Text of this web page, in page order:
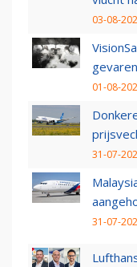
03-08-
01-08-
31-07-
31-07-